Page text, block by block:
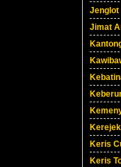
Jenglot
Jimat
Keris
Keris